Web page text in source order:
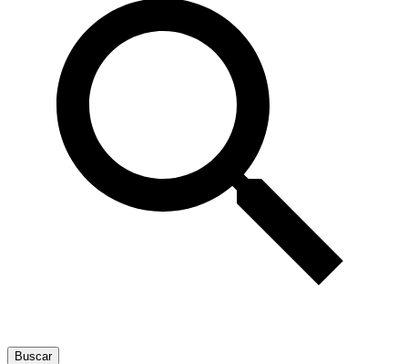
Buscar